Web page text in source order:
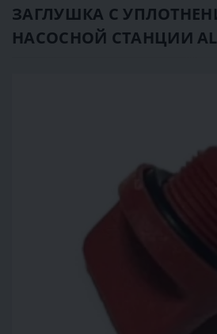
ЗАГЛУШКА С
НАСОСНОЙ СТАНЦИИ AL-